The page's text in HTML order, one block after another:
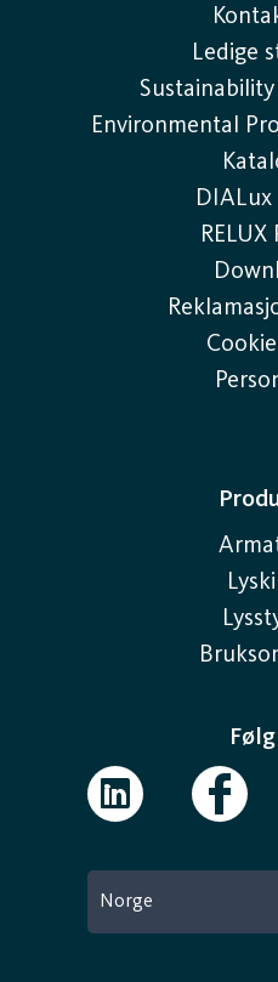
Ledige
Environmental
DIALux
RELUX
Norge